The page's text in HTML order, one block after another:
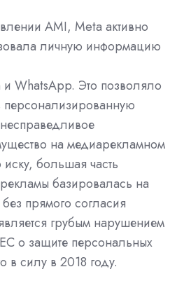
AMI, Meta активно
личную информацию
и WhatsApp. Это позволяло
персонализированную
на медиарекламном
большая часть
базировалась на
прямого согласия
грубым нарушением
о защите персональных
в силу в 2018 году.